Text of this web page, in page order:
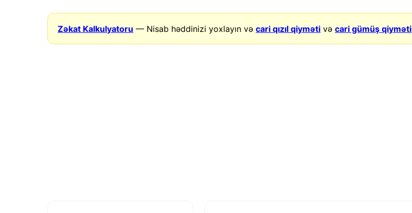
Zəkat Kalkulyatoru — Nisab həddinizi yoxlayın vəcari qızıl qiyməti vəcari gümüş qiyməti